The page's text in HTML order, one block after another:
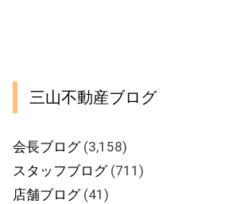
三山不動産ブログ
会長ブログ(3,158)
スタッフブログ(711)
店舗ブログ(41)